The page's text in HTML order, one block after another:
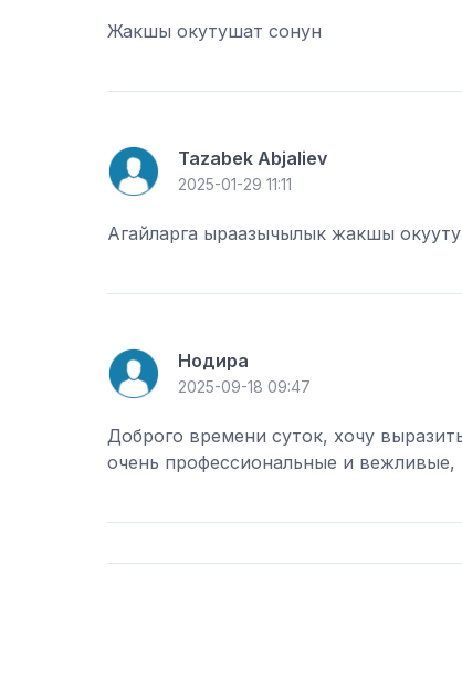
Жакшы окутушат сонун
Tazabek Abjaliev
2025-01-29 11:11
Агайларга ыраазычылык жакшы
Нодира
2025-09-18 09:47
Доброго времени суток, хочу
очень профессиональные и